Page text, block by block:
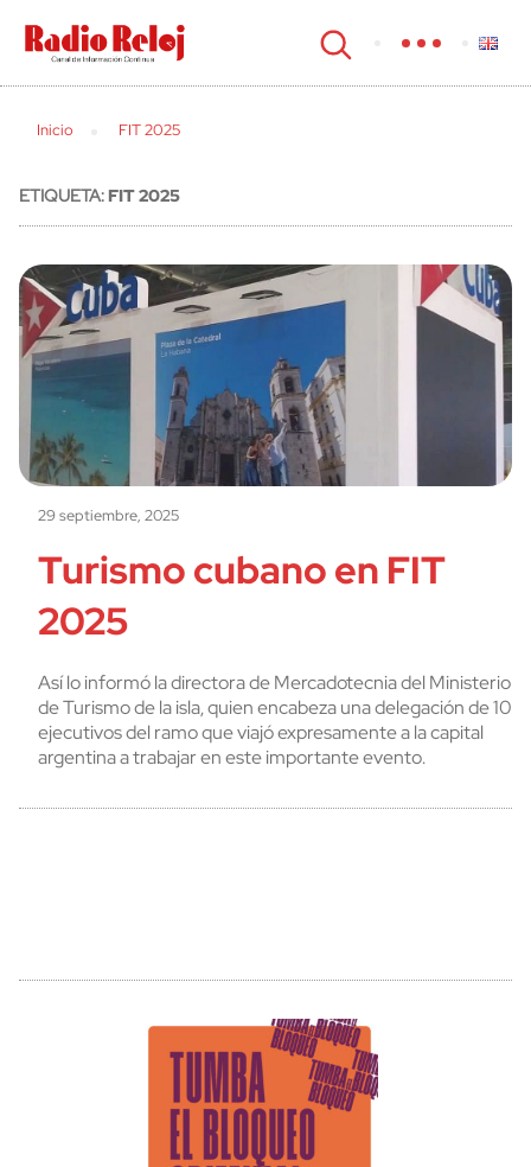
cerrar
Inicio FIT 2025
ETIQUETA:FIT 2025
29 septiembre, 2025
Turismo cubano en FIT
2025
Así lo informó la directora de Mercadotecnia del Ministerio
de Turismo de la isla, quien encabeza una delegación de 10
ejecutivos del ramo que viajó expresamente a la capital
argentina a trabajar en este importante evento.